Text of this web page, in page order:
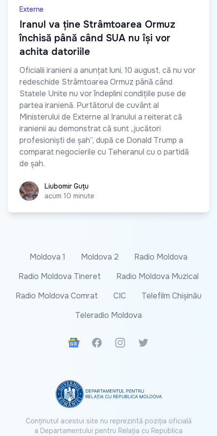
Externe
Iranul va ține Strâmtoarea Ormuz
închisă până când SUA nu își vor
achita datoriile
Oficialii iranieni a anunțat luni, 10 august, că nu vor
redeschide Strâmtoarea Ormuz până când
Statele Unite nu vor îndeplini condițiile puse de
partea iranienă. Purtătorul de cuvânt al
Ministerului de Externe al Iranului a reiterat că
iranienii au demonstrat că sunt „jucători
profesioniști de șah”, după ce Donald Trump a
comparat negocierile cu Teheranul cu o partidă
de șah.
Liubomir Guțu
Liubomir Guțu
acum 10 minute
Moldova 1 Moldova 2
Radio Moldova
Radio Moldova Tineret
Radio Moldova Muzical
Radio Moldova Comrat
CIC
Telefilm Chișinău
Teleradio Moldova
Google News
FacebookInstagramTwitter
Conținutul acestui site nu reprezintă poziția oficială
a Departamentului pentru Relația cu Republica